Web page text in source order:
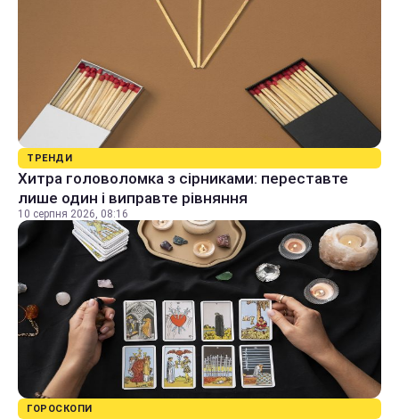
ТРЕНДИ
Хитра головоломка з сірниками: переставте
лише один і виправте рівняння
10 серпня 2026, 08:16
ГОРОСКОПИ